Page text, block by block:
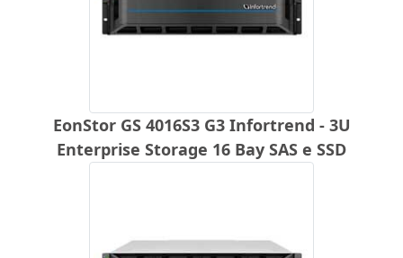
EonStor GS 4016S3 G3 Infortrend - 3U
Enterprise Storage 16 Bay SAS e SSD